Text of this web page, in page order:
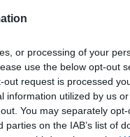
or processing of your
use the below opt-out
request is processed
information utilized by us
You may separately
on the IAB’s list of
05.08.2026
daļa
5. augusts